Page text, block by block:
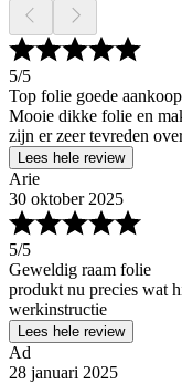
5/5
Top folie goede aankoop
Mooie dikke folie en
zijn er zeer tevreden
Lees hele review
Arie
30 oktober 2025
5/5
Geweldig raam folie
produkt nu precies wat
werkinstructie
Lees hele review
Ad
28 januari 2025